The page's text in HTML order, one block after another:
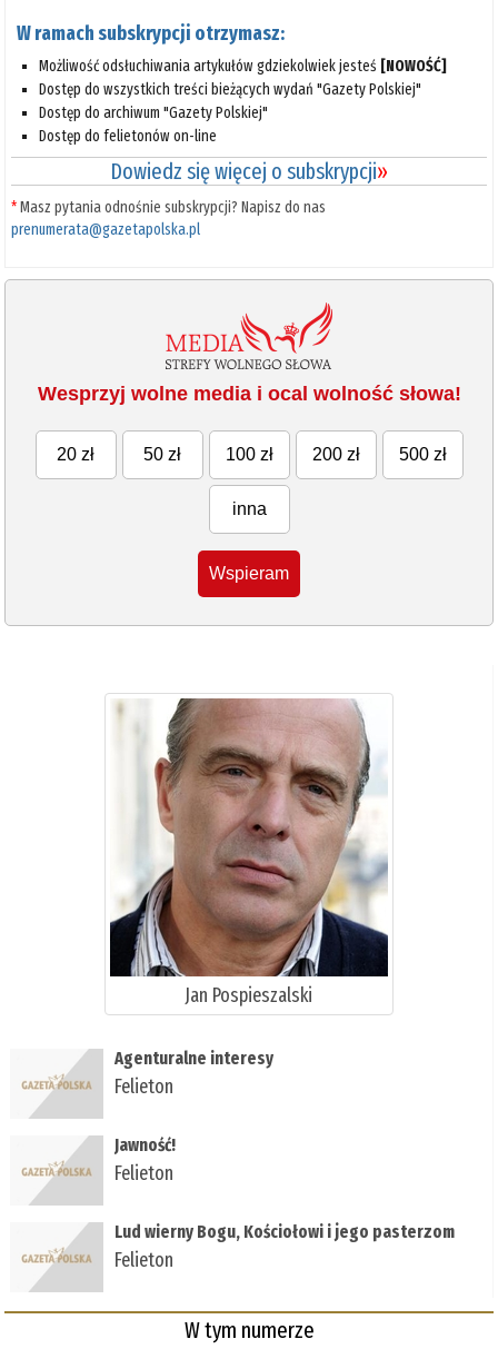
W ramach subskrypcji otrzymasz:
Możliwość odsłuchiwania artykułów gdziekolwiek jesteś [NOWOŚĆ]
Dostęp do wszystkich treści bieżących wydań "Gazety Polskiej"
Dostęp do archiwum "Gazety Polskiej"
Dostęp do felietonów on-line
Dowiedz się więcej o subskrypcji»
*Masz pytania odnośnie subskrypcji? Napisz do nas
prenumerata@gazetapolska.pl
Wesprzyj wolne media i ocal wolność słowa!
20 zł 50 zł 100 zł 200 zł 500 zł
inna
Wspieram
Jan Pospieszalski
Agenturalne interesy
Felieton
Jawność!
Felieton
Lud wierny Bogu, Kościołowi i jego pasterzom
Felieton
W tym numerze